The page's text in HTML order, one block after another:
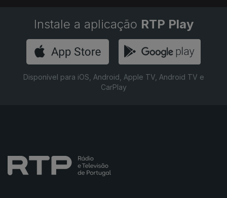
Instale a aplicação RTP Play
Disponível para iOS, Android, Apple TV, Android TV e
CarPlay